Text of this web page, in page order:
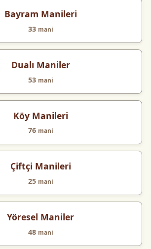
Bayram Manileri
33 mani
Dualı Maniler
53 mani
Köy Manileri
76 mani
Çiftçi Manileri
25 mani
Yöresel Maniler
48 mani